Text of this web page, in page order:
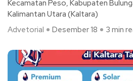
Kecamatan Peso, Kabupaten
Kalimantan Utara (Kaltara)
Advetorial
Desember 18 3 min